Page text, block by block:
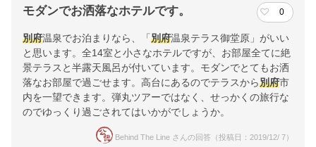
モダンでお洒落なホテルです。 0
別府温泉でお泊まりなら、「 別府温泉テラス御堂原」がいい
と思います。全14室と小さなホテルですが、お部屋全てに絶
景テラスと半露天風呂が付いています。モダンでとてもお洒
落なお部屋で過ごせます。高台にあるのでテラスから別府市
内を一望できます。弾丸ツアーではなく、せっかくの旅行な
のでゆっくり過ごされてはいかがでしょうか。
Behind The Line さんの回答（投稿日：2019/12/ 7）